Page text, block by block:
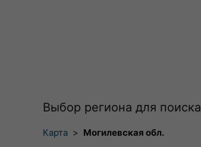
Выбор региона для поиска
Карта > Могилевская обл.